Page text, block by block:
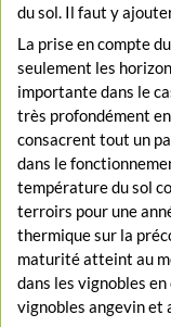
du sol. Il faut y
La prise en compte
seulement les
importante dans le
très profondément
consacrent tout un
dans le
température du sol
terroirs pour une
thermique sur la
maturité atteint au
dans les vignobles
vignobles angevin et